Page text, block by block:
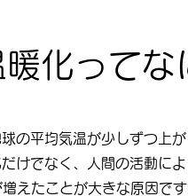
化ってな
の平均気温が少しずつ上
けでなく、人間の活動に
増えたことが大きな原因です